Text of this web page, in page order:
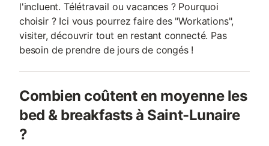
l'incluent. Télétravail ou vacances ? Pourquoi
choisir ? Ici vous pourrez faire des "Workations",
visiter, découvrir tout en restant connecté. Pas
besoin de prendre de jours de congés !
Combien coûtent en moyenne les
bed & breakfasts à Saint-Lunaire
?